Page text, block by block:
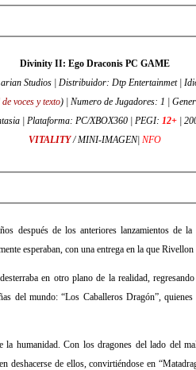
Divinity II: Ego Draconis PC GAME
Studios | Distribuidor: Dtp Entertainmet |
voces y texto) | Numero de Jugadores: 1 |
| Plataforma: PC/XBOX360 | PEGI: 12+|
VITALITY/ MINI-IMAGEN| NFO
después de los anteriores lanzamientos de
esperaban, con una entrega en la que
en otro plano de la realidad,
del mundo: “Los Caballeros Dragón”,
la humanidad. Con los dragones del lado del
deshacerse de ellos, convirtiéndose en